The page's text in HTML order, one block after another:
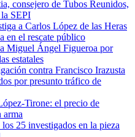
consejero de Tubos Reunidos,
SEPI
a Carlos López de las Heras
en el rescate público
Miguel Ángel Figueroa por
estatales
contra Francisco Irazusta
por presunto tráfico de
Tirone: el precio de
arma
25 investigados en la pieza